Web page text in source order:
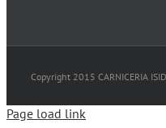
Copyright 2015 CARNICERIA
Page load link